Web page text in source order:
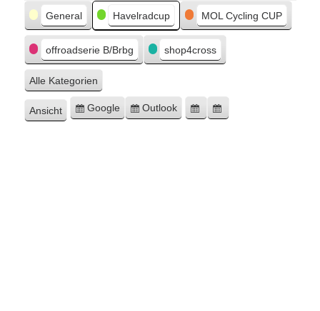
Kategorien
General Havelradcup MOL Cycling CUP
offroadserie B/Brbg shop4cross
Alle Kategorien
Ansicht ausdrucken
Eintragen
Google
Eintragen
Outlook
Google-